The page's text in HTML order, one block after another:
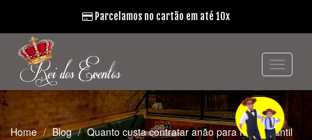
Parcelamos no cartão em até 10x
Home Blog Quanto custa contratar anão para festa infantil